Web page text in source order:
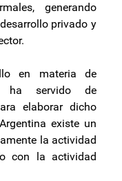
generando
privado y
en materia de
ha servido de
elaborar dicho
existe un
la actividad
con la actividad